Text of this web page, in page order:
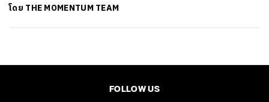
โดย THE MOMENTUM TEAM
FOLLOW US